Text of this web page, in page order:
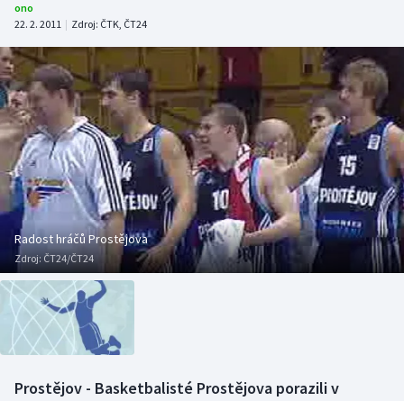
Atletika
Cyklistika
DALŠÍ SPORTY
Americký fotbal
Baseball a softbal
Basketbal
Biatlon
Boby a skeleton
Box
NEPŘEHLÉDNĚTE
Soutěže
Historické návraty
Aplikace ČT sport
AZ kvíz
ono
22. 2. 2011 | Zdroj: ČTK, ČT24
Radost hráčů Prostějova
Zdroj:ČT24/ČT24
Prostějov - Basketbalisté Prostějova porazili v